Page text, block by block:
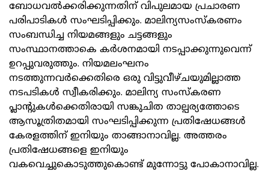
ബോധവല്‍ക്കരിക്കുന്നതിന് വിപുലമായ പ്രചാരണ
പരിപാടികള്‍ സംഘടിപ്പിക്കും. മാലിന്യസംസ്കരണം
സംബന്ധിച്ച നിയമങ്ങളും ചട്ടങ്ങളും
സംസ്ഥാനത്താകെ കര്‍ശനമായി നടപ്പാക്കുന്നുവെന്ന്
ഉറപ്പുവരുത്തും. നിയമലംഘനം
നടത്തുന്നവര്‍ക്കെതിരെ ഒരു വിട്ടുവീഴ്ചയുമില്ലാത്ത
നടപടികള്‍ സ്വീകരിക്കും. മാലിന്യ സംസ്കരണ
പ്ലാന്റുകള്‍ക്കെതിരായി സങ്കുചിത താല്പര്യത്തോടെ
ആസൂത്രിതമായി സംഘടിപ്പിക്കുന്ന പ്രതിഷേധങ്ങള്‍
കേരളത്തിന് ഇനിയും താങ്ങാനാവില്ല. അത്തരം
പ്രതിഷേധങ്ങളെ ഇനിയും
വകവെച്ചുകൊടുത്തുകൊണ്ട് മുന്നോട്ടു പോകാനാവില്ല.